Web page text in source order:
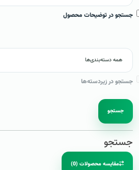
جستجو در توضیحات محصول
جستجو در زیردسته‌ها
جستجو
جستجو
مقایسه محصولات (0)